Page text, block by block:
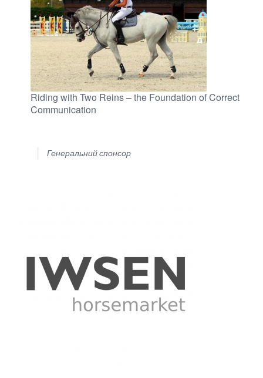
Riding with Two Reins – the Foundation of Correct
Communication
Генеральний спонсор